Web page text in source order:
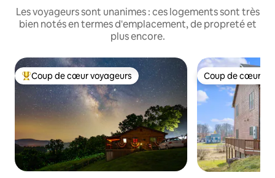
Les voyageurs sont unanimes : ces logements sont très
bien notés en termes d'emplacement, de propreté et
plus encore.
Coups de cœur voyageurs les plus appréciés
Coup de cœur voyageurs Coup de cœur
Coup de cœur